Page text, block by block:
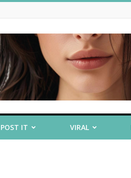
POST IT VIRAL